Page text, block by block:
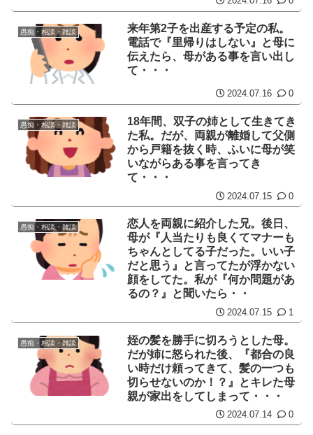
愚痴・相談・雑談
来年第2子を出産する予定の私。
電話で『里帰りはしない』と母に
伝えたら、母がある事を言い出し
て・・・
2024.07.16 0
愚痴・相談・雑談
18年間、双子の姉として生きてき
た私。だが、両親が離婚して父側
から戸籍を抜く時、ふいに母が笑
いながらある事を言ってき
て・・・
2024.07.15 0
愚痴・相談・雑談
恋人を両親に紹介した兄。後日、
母が『人当たりも良くてマナーも
ちゃんとしてる子だった。いい子
だと思う』と言ってたが浮かない
顔をしてた。私が『何か問題があ
るの？』と聞いたら・・
2024.07.15 1
愚痴・相談・雑談
姪の髪を勝手に切ろうとした母。
だが姉に怒られた後、『都合の良
い時だけ頼ってきて、髪の一つも
切らせないのか！？』とキレた母
親が家出をしてしまって・・・
2024.07.14 0